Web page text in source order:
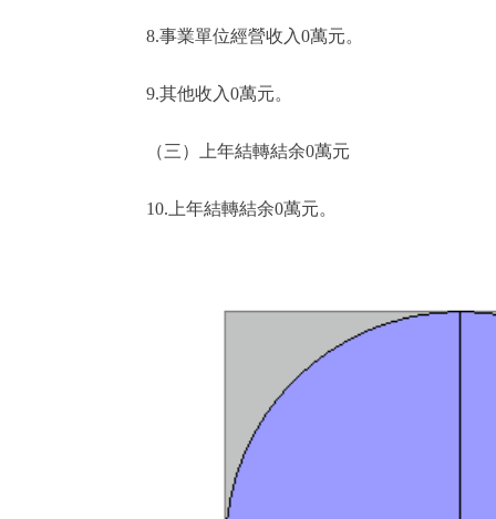
8.事業單位經營收入0萬元。
9.其他收入0萬元。
（三）上年結轉結余0萬元
10.上年結轉結余0萬元。